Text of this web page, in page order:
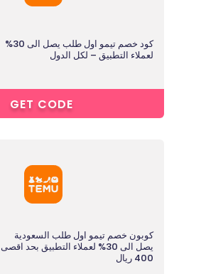
كود خصم تيمو اول طلب يصل الى 30%
لعملاء التطبيق – لكل الدول
GET CODE
كوبون خصم تيمو اول طلب السعودية
يصل الى 30% لعملاء التطبيق بحد اقصى
400 ريال